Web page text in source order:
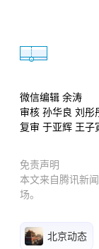
微信编辑 余涛
审核 孙华良 刘彤
复审 于亚辉 王子
免责声明
本文来自腾讯新
场。
北京动态